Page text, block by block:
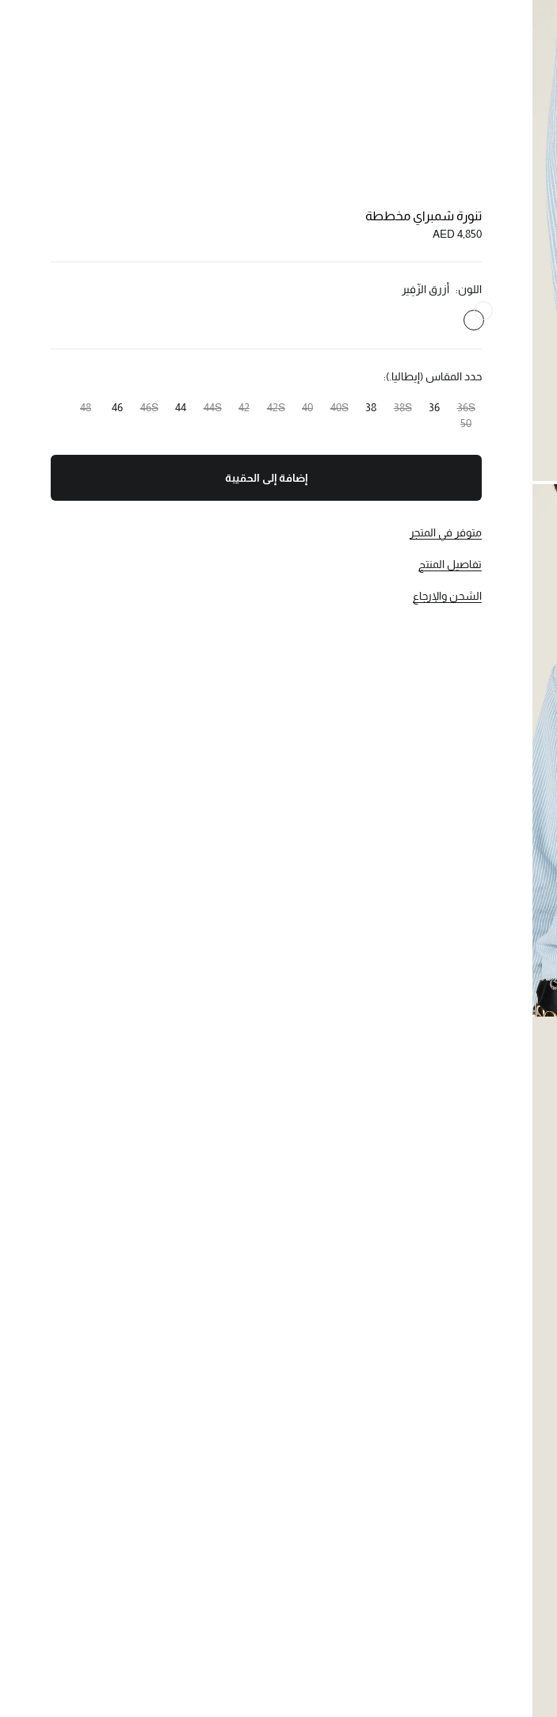
تنورة شمبراي مخططة
AED 4,850
اللون: أزرق الزّفِير
حدد المقاس (إيطاليا.):
36S
36
38S
38
40S
40
42S
42
44S
44
46S
46
48
50
إضافة إلى الحقيبة
متوفر في المتجر
تفاصيل المنتج
الشحن والإرجاع